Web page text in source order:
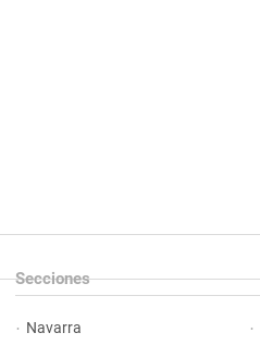
Secciones
Navarra